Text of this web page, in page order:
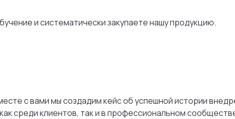
и систематически закупаете нашу продукцию.
с вами мы создадим кейс об успешной истории
среди клиентов, так и в профессиональном